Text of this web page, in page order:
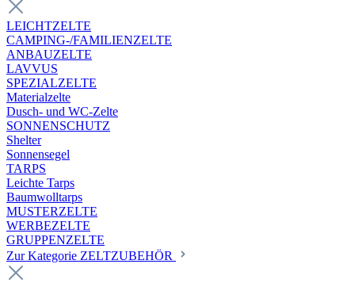
LEICHTZELTE
CAMPING-/FAMILIENZELTE
ANBAUZELTE
LAVVUS
SPEZIALZELTE
Materialzelte
Dusch- und WC-Zelte
SONNENSCHUTZ
Shelter
Sonnensegel
TARPS
Leichte Tarps
Baumwolltarps
MUSTERZELTE
WERBEZELTE
GRUPPENZELTE
Zur Kategorie ZELTZUBEHÖR